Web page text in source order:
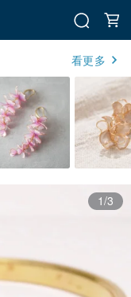
看更多
1/3